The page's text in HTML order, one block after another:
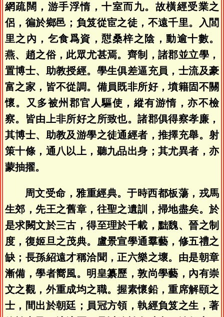
網疏闊，游手浮惰，十室而九。故橫經受業之
侶，徧於鄉邑；負笈從宦之徒，不遠千里。入閭
里之內，乞食爲資，憇桑梓之陰，動逾十數。
燕、趙之俗，此眾尤甚焉。齊制，諸郡並立學，
置博士、助教授經。學生俱差逼充員，士流及豪
富之家，皆不從調。備員既非所好，墳籍固不關
懷。又多被州郡官人驅使，縱有游惰，亦不檢
察。皆由上非所好之所致也。諸郡俱得察孝廉，
其博士、助教及游學之徒通經者，推擇充舉。射
策十條，通八以上，聽九品出身；其尤異者，亦
蒙抽擢。
周文受命，雅重經典。于時西都板蕩，戎馬
生郊，先王之舊章，往聖之遺訓，掃地盡矣。於
是求闕文於三古，得至理於千載，黜魏、晉之制
度，復姬旦之茂典。盧景宣學通羣藝，修五禮之
缺；長孫紹遠才稱洽聞，正六樂之壞。由是朝章
漸備，學者嚮風。明皇纂歷，敦尚學藝，內有崇
文之觀，外重成均之職。握素懷鉛，重席解頤之
士，間出於朝廷；員冠方領，執經負笈之生，著